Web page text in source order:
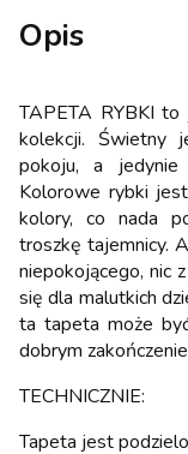
Opis
TAPETA RYBKI
kolekcji. Świetny
pokoju, a jedynie
Kolorowe rybki
kolory, co nada
troszkę tajemnicy.
niepokojącego, nic
się dla malutkich
ta tapeta może
dobrym
TECHNICZNIE:
Tapeta jest